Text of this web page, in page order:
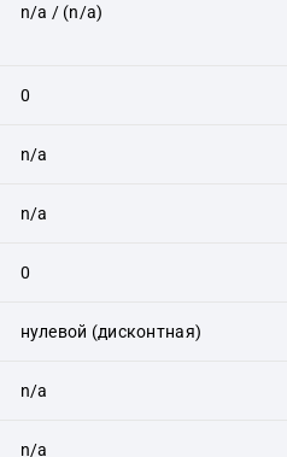
n/a / (n/a)
0
n/a
n/a
0
нулевой (дисконтная)
n/a
n/a